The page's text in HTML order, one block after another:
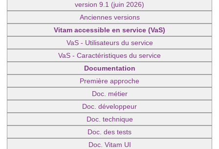
version 9.1 (juin 2026)
Anciennes versions
Vitam accessible en service (VaS)
VaS - Utilisateurs du service
VaS - Caractéristiques du service
Documentation
Première approche
Doc. métier
Doc. développeur
Doc. technique
Doc. des tests
Doc. Vitam UI